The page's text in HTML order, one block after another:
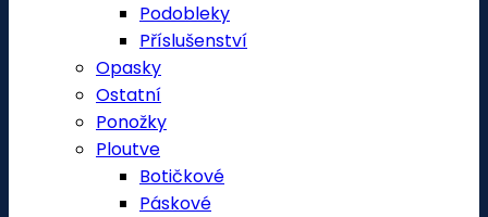
Podobleky
Příslušenství
Opasky
Ostatní
Ponožky
Ploutve
Botičkové
Páskové